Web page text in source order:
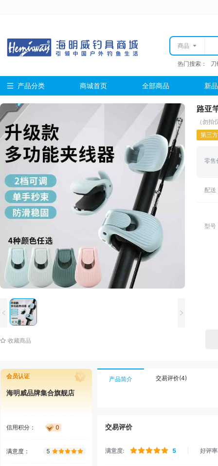
商品
热门搜索：
产品分类 商城首页 全部商品 新
收藏商品
路亚
（勿拍
第三方
零售
配送
型号
会员认证
海明威品牌集合旗舰店
信用积分 ： 0
满意度 ： 5
产品简介 交易评价(4)
交易评价
满意度: 5 好评率